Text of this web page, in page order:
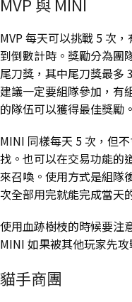
MVP 每天可以挑戰 5 次
到倒數計時。獎勵分為團
尾刀獎，其中尾刀獎最多
建議一定要組隊參加，有
的隊伍可以獲得最佳獎勵。
MINI 同樣每天 5 次，但
找。也可以在交易功能的
來召喚。使用方式是組隊
次全部用完就能完成當天
使用血跡樹枝的時候要注
MINI 如果被其他玩家先
貓手商團